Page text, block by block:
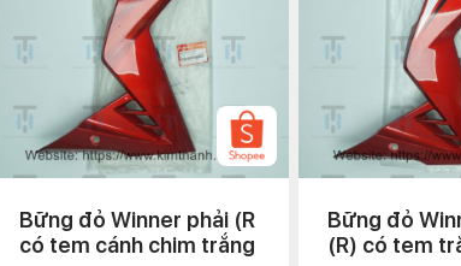
Bững đỏ Winner phải (R
có tem cánh chim trắng
Bững đỏ
(R) có tem